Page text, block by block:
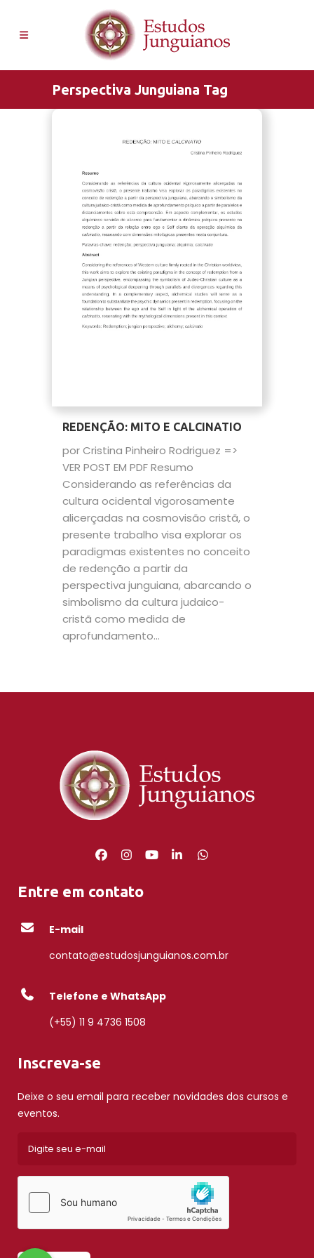
Perspectiva Junguiana Tag
REDENÇÃO: MITO E CALCINATIO
por Cristina Pinheiro Rodriguez =>
VER POST EM PDF Resumo
Considerando as referências da
cultura ocidental vigorosamente
alicerçadas na cosmovisão cristã, o
presente trabalho visa explorar os
paradigmas existentes no conceito
de redenção a partir da
perspectiva junguiana, abarcando o
simbolismo da cultura judaico-
cristã como medida de
aprofundamento...
Entre em contato
E-mail
contato@estudosjunguianos.com.br
Telefone e WhatsApp
(+55) 11 9 4736 1508
Inscreva-se
Deixe o seu email para receber novidades dos cursos e
eventos.